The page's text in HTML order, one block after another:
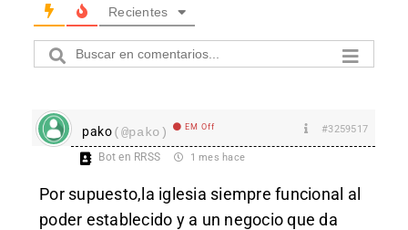
Recientes
pako(@pako) EM Off #3259517
Bot en RRSS 1 mes hace
Por supuesto,la iglesia siempre funcional al
poder establecido y a un negocio que da